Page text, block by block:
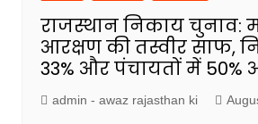
राजस्थान निकाय चुनाव:
आरक्षण की तस्वीर साफ,
33% और पंचायतों में 50%
admin - awaz rajasthan ki